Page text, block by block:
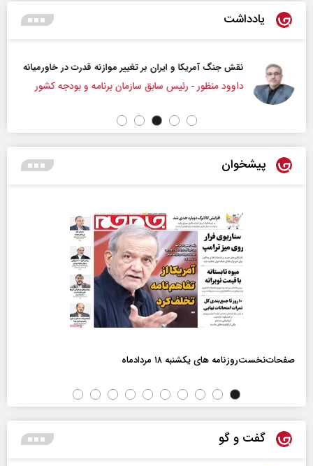
یادداشت
نقش جنگ آمریکا و ایران بر تغییر موازنه قدرت در خاورمیانه
داوود منظور - رئیس سابق سازمان برنامه و بودجه کشور
پیشخوان
صفحات‌نخست‌روزنامه ها‌ی یکشنبه ۱۸ مردادماه
گفت و گو